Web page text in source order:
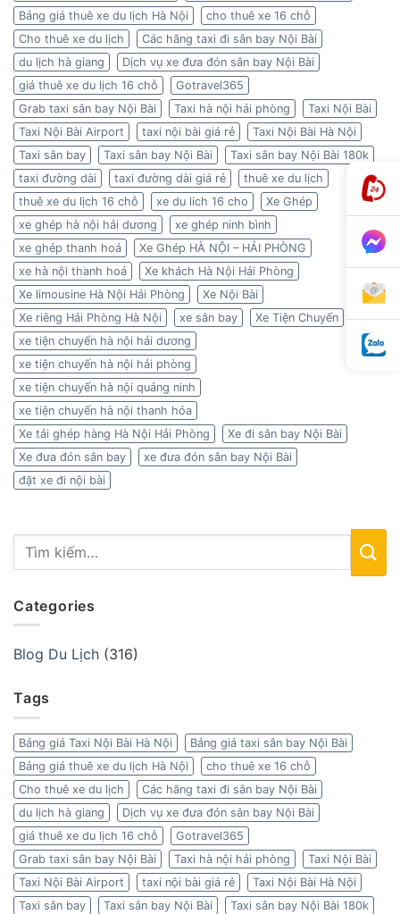
Bảng giá thuê xe du lịch Hà Nội
cho thuê xe 16 chỗ
Cho thuê xe du lịch
Các hãng taxi đi sân bay Nội Bài
du lịch hà giang
Dịch vụ xe đưa đón sân bay Nội Bài
giá thuê xe du lịch 16 chỗ
Gotravel365
Grab taxi sân bay Nội Bài
Taxi hà nội hải phòng
Taxi Nội Bài
Taxi Nội Bài Airport
taxi nội bài giá rẻ
Taxi Nội Bài Hà Nội
Taxi sân bay
Taxi sân bay Nội Bài
Taxi sân bay Nội Bài 180k
taxi đường dài
taxi đường dài giá rẻ
thuê xe du lịch
thuê xe du lịch 16 chỗ
xe du lich 16 cho
Xe Ghép
xe ghép hà nội hải dương
xe ghép ninh bình
xe ghép thanh hoá
Xe Ghép HÀ NỘI – HẢI PHÒNG
xe hà nội thanh hoá
Xe khách Hà Nội Hải Phòng
Xe limousine Hà Nội Hải Phòng
Xe Nội Bài
Xe riêng Hải Phòng Hà Nội
xe sân bay
Xe Tiện Chuyến
xe tiện chuyến hà nội hải dương
xe tiện chuyến hà nội hải phòng
xe tiện chuyến hà nội quảng ninh
xe tiện chuyến hà nội thanh hóa
Xe tải ghép hàng Hà Nội Hải Phòng
Xe đi sân bay Nội Bài
Xe đưa đón sân bay
xe đưa đón sân bay Nội Bài
đặt xe đi nội bài
Categories
Blog Du Lịch (316)
Tags
Bảng giá Taxi Nội Bài Hà Nội
Bảng giá taxi sân bay Nội Bài
Bảng giá thuê xe du lịch Hà Nội
cho thuê xe 16 chỗ
Cho thuê xe du lịch
Các hãng taxi đi sân bay Nội Bài
du lịch hà giang
Dịch vụ xe đưa đón sân bay Nội Bài
giá thuê xe du lịch 16 chỗ
Gotravel365
Grab taxi sân bay Nội Bài
Taxi hà nội hải phòng
Taxi Nội Bài
Taxi Nội Bài Airport
taxi nội bài giá rẻ
Taxi Nội Bài Hà Nội
Taxi sân bay
Taxi sân bay Nội Bài
Taxi sân bay Nội Bài 180k